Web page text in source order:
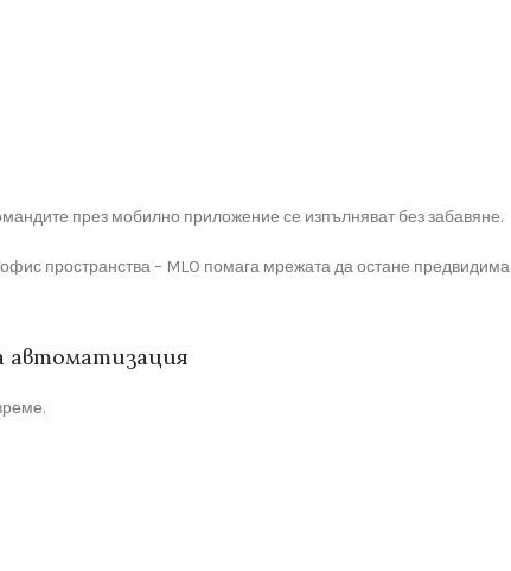
през мобилно приложение се изпълняват без забавяне.
пространства – MLO помага мрежата да остане предвидима
автоматизация